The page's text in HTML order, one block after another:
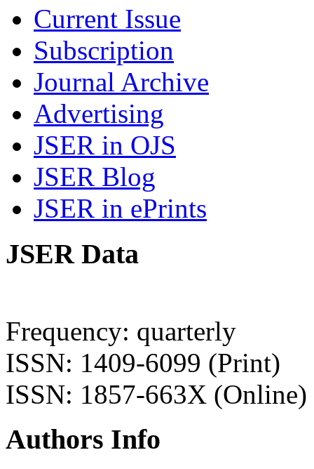
Current Issue
Subscription
Journal Archive
Advertising
JSER in OJS
JSER Blog
JSER in ePrints
JSER Data
Frequency: quarterly
ISSN: 1409-6099 (Print)
ISSN: 1857-663X (Online)
Authors Info